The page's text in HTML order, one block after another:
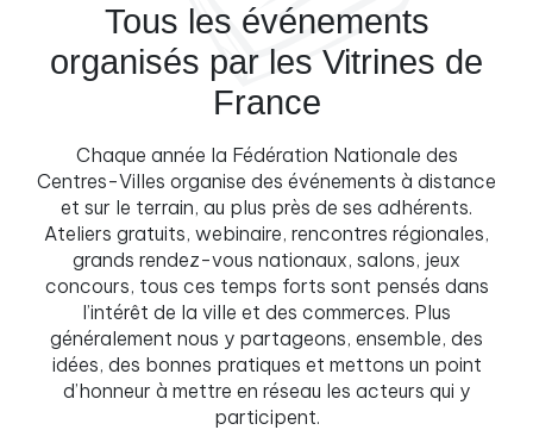
Tous les événements
organisés par les Vitrines de
France
Chaque année la Fédération Nationale des
Centres-Villes organise des événements à distance
et sur le terrain, au plus près de ses adhérents.
Ateliers gratuits, webinaire, rencontres régionales,
grands rendez-vous nationaux, salons, jeux
concours, tous ces temps forts sont pensés dans
l’intérêt de la ville et des commerces. Plus
généralement nous y partageons, ensemble, des
idées, des bonnes pratiques et mettons un point
d’honneur à mettre en réseau les acteurs qui y
participent.